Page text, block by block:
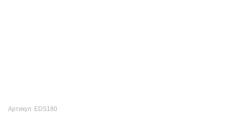
Артикул: EDS180